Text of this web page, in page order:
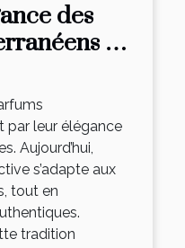
des
se
par leur élégance
Aujourd’hui,
s’adapte aux
tout en
tradition